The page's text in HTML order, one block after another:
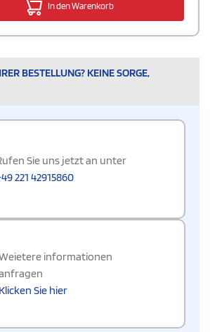
In den Warenkorb
BESTELLUNG? KEINE SORGE,
Sie uns jetzt an unter
221 42915860
informationen
Klicken Sie hier